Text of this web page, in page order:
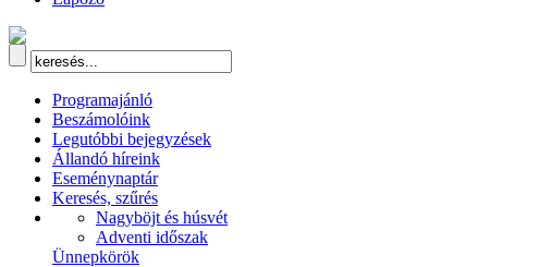
Programajánló
Beszámolóink
Legutóbbi bejegyzések
Állandó híreink
Eseménynaptár
Keresés, szűrés
Nagyböjt és húsvét
Adventi időszak
Ünnepkörök